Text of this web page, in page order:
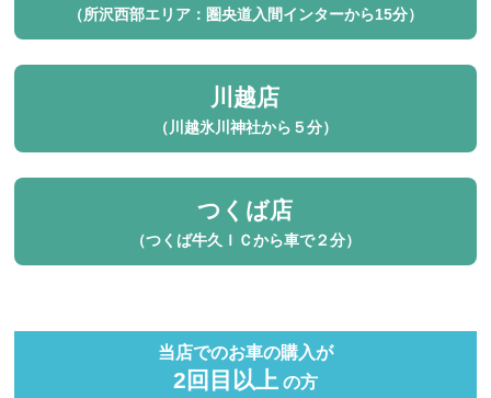
（所沢西部エリア：圏央道入間インターから15分）
川越店
（川越氷川神社から５分）
つくば店
（つくば牛久ＩＣから車で２分）
当店でのお車の購入が
2回目以上の方